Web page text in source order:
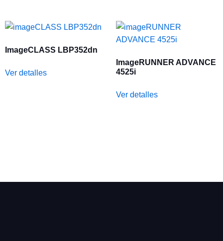
ImageCLASS LBP352dn
Ver detalles
ImageRUNNER ADVANCE
4525i
Ver detalles